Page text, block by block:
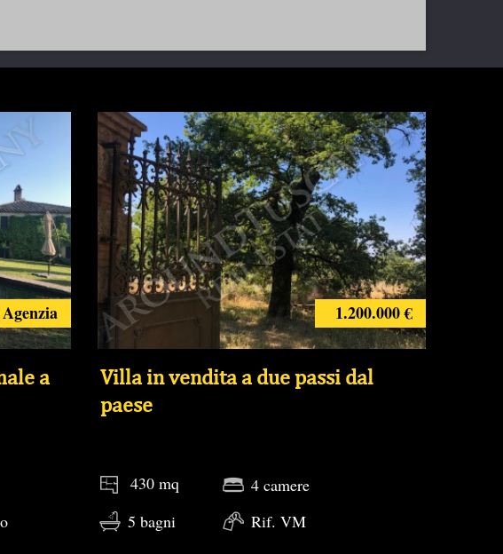
a
1.200.000 €
Villa in vendita a due passi dal
paese
430 mq
5 bagni
4 camere
Rif. VM